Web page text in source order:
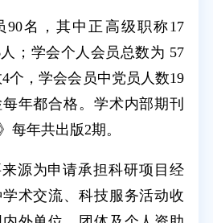
90名，其中正高级职称17
；学会个人会员总数为 57
个，学会会员中党员人数19
年都合格。学术内部期刊
每年共出版2期。
源为申请承担科研项目经
术交流、科技服务活动收